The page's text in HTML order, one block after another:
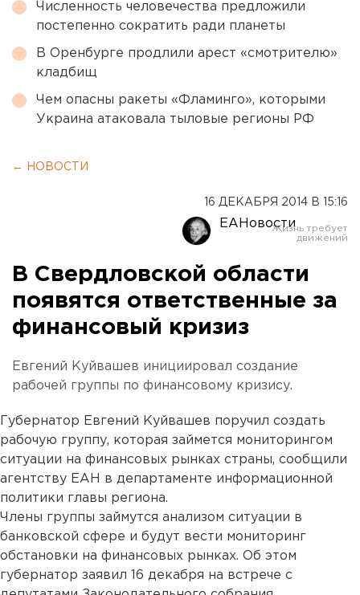
Численность человечества предложили
постепенно сократить ради планеты
В Оренбурге продлили арест «смотрителю»
кладбищ
Чем опасны ракеты «Фламинго», которыми
Украина атаковала тыловые регионы РФ
← НОВОСТИ
16 ДЕКАБРЯ 2014 В 15:16
ЕАНовости
В Свердловской области
появятся ответственные за
финансовый кризиз
Евгений Куйвашев инициировал создание
рабочей группы по финансовому кризису.
Губернатор Евгений Куйвашев поручил создать
рабочую группу, которая займется мониторингом
ситуации на финансовых рынках страны, сообщили
агентству ЕАН в департаменте информационной
политики главы региона.
Члены группы займутся анализом ситуации в
банковской сфере и будут вести мониторинг
обстановки на финансовых рынках. Об этом
губернатор заявил 16 декабря на встрече с